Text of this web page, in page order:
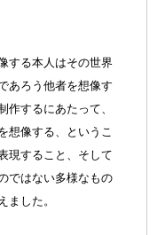
する本人はその世界
あろう他者を想像す
作するにあたって、
想像する、というこ
現すること、そして
ではない多様なもの
ました。